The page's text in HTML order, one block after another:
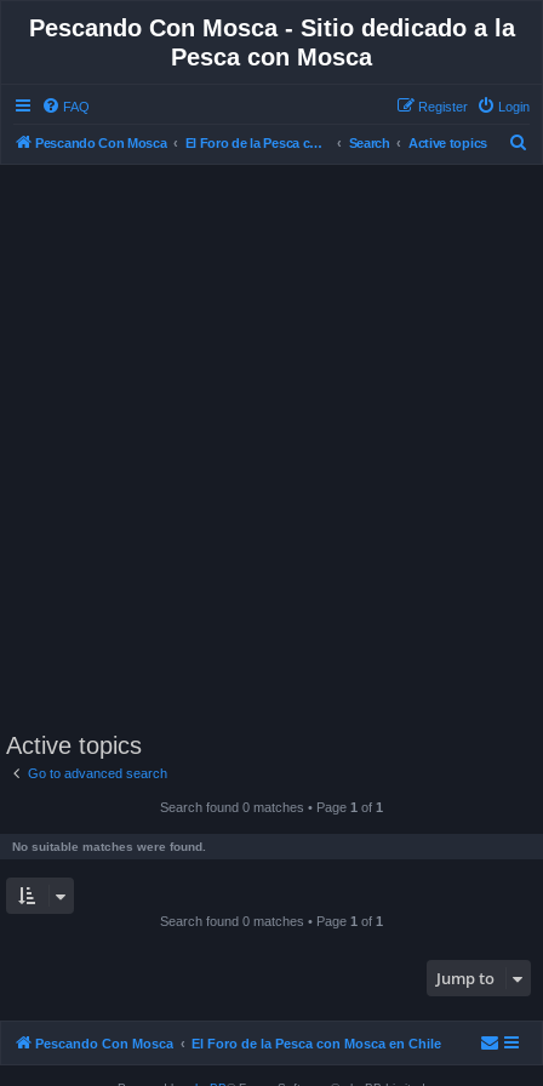
Pescando Con Mosca - Sitio dedicado a la
Pesca con Mosca
FAQ Login
Register
Pescando Con Mosca El Foro de la Pesca con Mosca en Chile Search Active topics
Active topics
Go to advanced search
Search found 0 matches • Page 1 of 1
No suitable matches were found.
Search found 0 matches • Page 1 of 1
Jump to
Pescando Con Mosca El Foro de la Pesca con Mosca en Chile